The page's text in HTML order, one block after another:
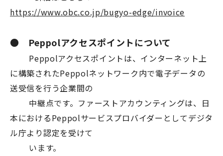
https://www.obc.co.jp/bugyo-edge/invoice
● Peppolアクセスポイントについて
Peppolアクセスポイントは、インターネット上
に構築されたPeppolネットワーク内で電子データの
送受信を行う企業間の
中継点です。ファーストアカウンティングは、日
本におけるPeppolサービスプロバイダーとしてデジタ
ル庁より認定を受けて
います。